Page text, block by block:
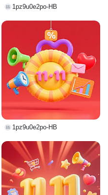
1pz9u0e2po-HB
1pz9u0e2po-HB